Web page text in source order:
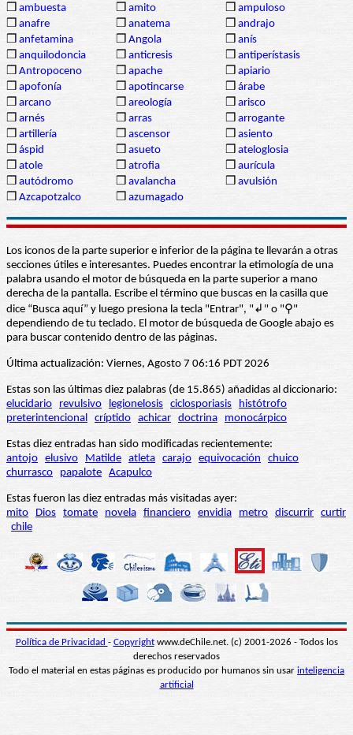
❒ ambuesta ❒ amito ❒ ampuloso
❒ anafre ❒ anatema ❒ andrajo
❒ anfetamina ❒ Angola ❒ anís
❒ anquilodoncia ❒ anticresis ❒ antiperístasis
❒ Antropoceno ❒ apache ❒ apiario
❒ apofonía ❒ apotincarse ❒ árabe
❒ arcano ❒ areología ❒ arisco
❒ arnés ❒ arras ❒ arrogante
❒ artillería ❒ ascensor ❒ asiento
❒ áspid ❒ asueto ❒ ateloglosia
❒ atole ❒ atrofia ❒ aurícula
❒ autódromo ❒ avalancha ❒ avulsión
❒ Azcapotzalco ❒ azumagado
Los iconos de la parte superior e inferior de la página te llevarán a otras
secciones útiles e interesantes. Puedes encontrar la etimología de una
palabra usando el motor de búsqueda en la parte superior a mano
derecha de la pantalla. Escribe el término que buscas en la casilla que
dice “Busca aquí” y luego presiona la tecla "Entrar", "↲" o "⚲"
dependiendo de tu teclado. El motor de búsqueda de Google abajo es
para buscar contenido dentro de las páginas.
Última actualización: Viernes, Agosto 7 06:16 PDT 2026
Estas son las últimas diez palabras (de 15.865) añadidas al diccionario:
elucidario
revulsivo legionelosis ciclosporiasis
histótrofo
preterintencional críptido achicar doctrina monocárpico
Estas diez entradas han sido modificadas recientemente:
antojo elusivo Matilde atleta carajo equivocación
chuico
churrasco
papalote Acapulco
Estas fueron las diez entradas más visitadas ayer:
mito
Dios tomate novela financiero envidia metro discurrir curtir
chile
Política de Privacidad - Copyrightwww.deChile.net. (c) 2001-2026 - Todos los
derechos reservados
Todo el material en estas páginas es producido por humanos sin usar inteligencia
artificial